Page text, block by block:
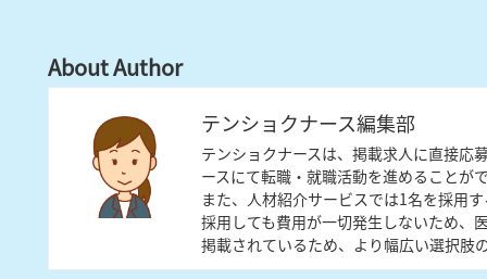
About Author
テンショクナース編集部
テンショクナースは、掲載求人に直接応
ースにて転職・就職活動を進めることがで
また、人材紹介サービスでは1名を採用
採用しても費用が一切発生しないため、
掲載されているため、より幅広い選択肢